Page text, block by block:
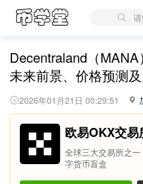
Decentraland（
未来前景、价格预测
2026年01月21日 00:29:51
欧易OKX交易
全球三大交易所之
字货币盲盒